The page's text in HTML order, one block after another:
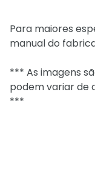
Para maiores
manual do
*** As imagens
podem variar de
***